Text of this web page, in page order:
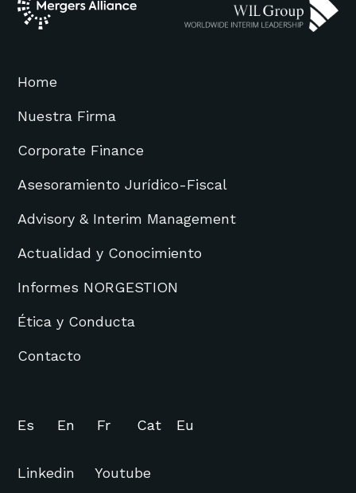
Home
Nuestra Firma
Corporate Finance
Asesoramiento Jurídico-Fiscal
Advisory & Interim Management
Actualidad y Conocimiento
Informes NORGESTION
Ética y Conducta
Contacto
Es En Fr Cat Eu
Linkedin Youtube